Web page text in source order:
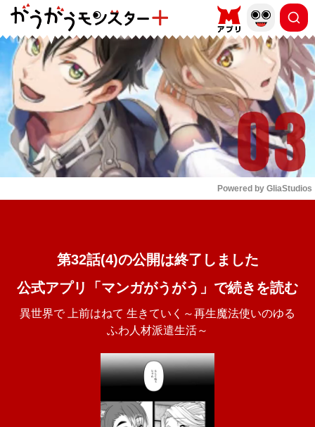
もっと読む
Powered by GliaStudios
第32話(4)の公開は終了しました
公式アプリ「マンガがうがう」で続きを読む
異世界で 上前はねて 生きていく～再生魔法使いのゆる
ふわ人材派遣生活～